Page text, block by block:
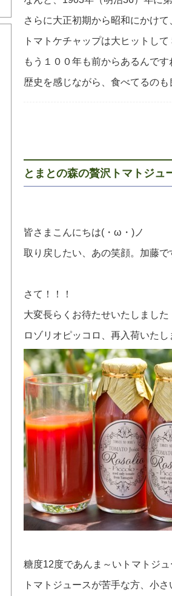
さらに大正初期から昭和にかけ
トマトケチャップは大ヒットし
もう１００年も前からあるんです
歴史を感じながら、食べてるのも
とまとの森の贅沢トマトジュ
皆さまこんにちは(・ω・)ノ
取り戻したい、あの笑顔。加藤で
さて！！！
大変長らくお待たせいたしました
ロゾリオピッコロ、再入荷いたし
糖度12度であんま～いトマトジ
トマトジュースが苦手な方、小